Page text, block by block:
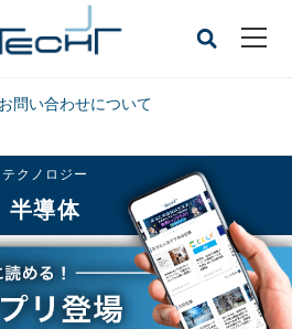
問い合わせについて
CLOSE
テクノロジー
半導体
体
見るIntelの混乱と苦悩